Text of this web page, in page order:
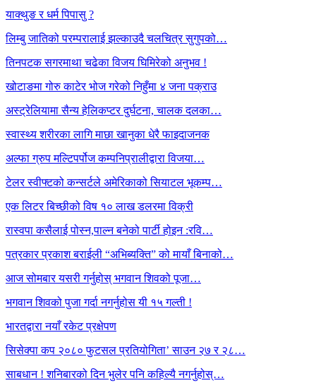
याक्थुङ र धर्म पिपासु ?
लिम्बु जातिको परम्परालाई झल्काउदै चलचित्र सुगुपको…
तिनपटक सगरमाथा चढेका विजय घिमिरेको अनुभव !
खोटाङमा गोरु काटेर भोज गरेको निहुँमा ४ जना पक्राउ
अस्ट्रेलियामा सैन्य हेलिकप्टर दुर्घटना, चालक दलका…
स्वास्थ्य शरीरका लागि माछा खानुका धेरै फाइदाजनक
अल्फा ग्रुप मल्टिपर्पोज कम्पनिप्रालीद्वारा विजया…
टेलर स्वीफ्टको कन्सर्टले अमेरिकाको सियाटल भूकम्प…
एक लिटर बिच्छीको विष १० लाख डलरमा विक्री
रास्वपा कसैलाई पोस्न,पाल्न बनेको पार्टी होइन :रवि…
पत्रकार प्रकाश बराईली “अभिब्यक्ति” को मायाँ बिनाको…
आज सोमबार यसरी गर्नुहोस् भगवान शिवको पूजा…
भगवान शिवको पुजा गर्दा नगर्नुहोस यी १५ गल्ती !
भारतद्वारा नयाँ रकेट प्रक्षेपण
सिसेक्पा कप २०८० फुटसल प्रतियोगिता’ साउन २७ र २८…
साबधान ! शनिबारको दिन भुलेर पनि कहिल्यै नगर्नुहोस्…